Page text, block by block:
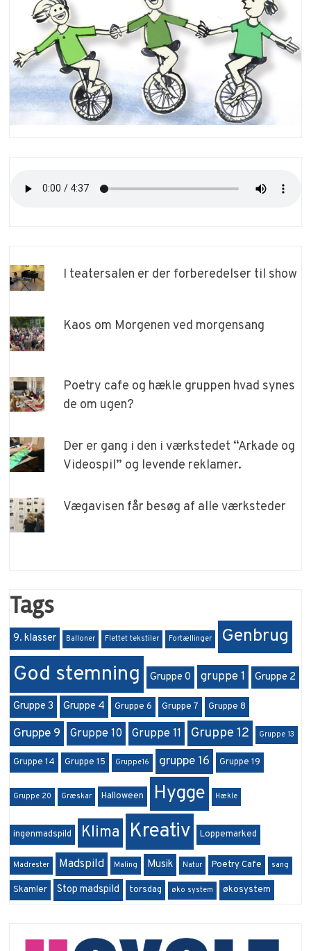
I teatersalen er der forberedelser til show
Kaos om Morgenen ved morgensang
Poetry cafe og hækle gruppen hvad synes
de om ugen?
Der er gang i den i værkstedet “Arkade og
Videospil” og levende reklamer.
Vægavisen får besøg af alle værksteder
Tags
9. klasser Balloner Flettet tekstiler Fortællinger Genbrug
God stemning Gruppe 0 gruppe 1 Gruppe 2
Gruppe 3 Gruppe 4 Gruppe 6 Gruppe 7 Gruppe 8
Gruppe 9 Gruppe 10 Gruppe 11 Gruppe 12 Gruppe 13
Gruppe 14 Gruppe 15 Gruppe16 gruppe 16 Gruppe 19
Gruppe 20 Græskar Halloween Hygge Hækle
ingenmadspild Klima Kreativ Loppemarked
Madrester Madspild Maling Musik Natur Poetry Cafe sang
Skamler Stop madspild torsdag øko system økosystem